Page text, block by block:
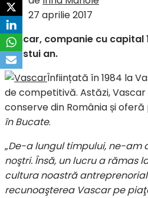
27 aprilie 2017
Vascar, companie cu capital
acestui an.
Înființată în 1984 la
de competitivă. Astăzi,
conserve din România și
în Bucate.
„De-a lungul timpului, ne-am
noştri. Însă, un lucru a rămas
cultura noastră
recunoaşterea Vascar pe